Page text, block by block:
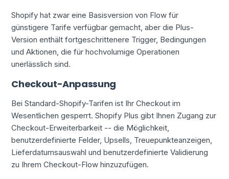
Shopify hat zwar eine Basisversion von Flow für
günstigere Tarife verfügbar gemacht, aber die Plus-
Version enthält fortgeschrittenere Trigger, Bedingungen
und Aktionen, die für hochvolumige Operationen
unerlässlich sind.
Checkout-Anpassung
Bei Standard-Shopify-Tarifen ist Ihr Checkout im
Wesentlichen gesperrt. Shopify Plus gibt Ihnen Zugang zur
Checkout-Erweiterbarkeit -- die Möglichkeit,
benutzerdefinierte Felder, Upsells, Treuepunkteanzeigen,
Lieferdatumsauswahl und benutzerdefinierte Validierung
zu Ihrem Checkout-Flow hinzuzufügen.